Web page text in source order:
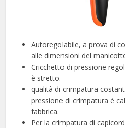
Autoregolabile, a prova di
alle dimensioni del
Cricchetto di pressione
è stretto.
qualità di crimpatura
pressione di crimpatura è
fabbrica.
Per la crimpatura di